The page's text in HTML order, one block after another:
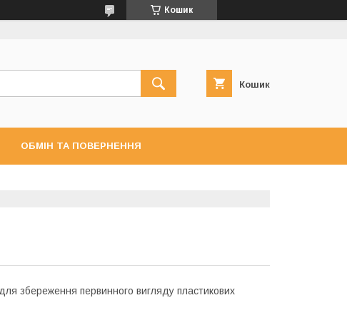
Кошик
Кошик
ОБМІН ТА ПОВЕРНЕННЯ
збереження первинного вигляду пластикових